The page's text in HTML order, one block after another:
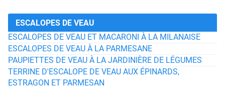
ESCALOPES DE VEAU
ESCALOPES DE VEAU ET MACARONI À LA MILANAISE
ESCALOPES DE VEAU À LA PARMESANE
PAUPIETTES DE VEAU À LA JARDINIÈRE DE LÉGUMES
TERRINE D'ESCALOPE DE VEAU AUX ÉPINARDS,
ESTRAGON ET PARMESAN